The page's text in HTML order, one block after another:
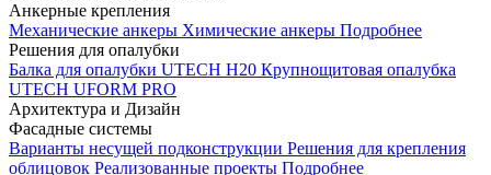
Анкерные крепления
Механические анкеры Химические анкеры Подробнее
Решения для опалубки
Балка для опалубки UTECH H20 Крупнощитовая опалубка
UTECH UFORM PRO
Архитектура и Дизайн
Фасадные системы
Варианты несущей подконструкции Решения для крепления
облицовок Реализованные проекты Подробнее